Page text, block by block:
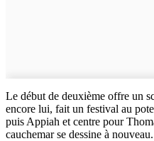
Le début de deuxième offre un
encore lui, fait un festival au
puis Appiah et centre pour
cauchemar se dessine à